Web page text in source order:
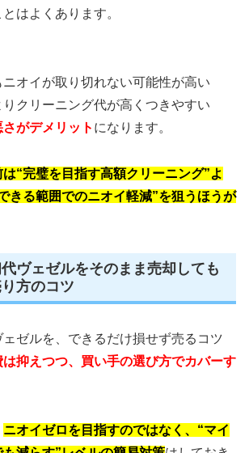
はよくあります。
ニオイが取り切れない可能性が高い
りクリーニング代が高くつきやすい
がデメリット になります。
“完璧を目指す高額クリーニング”よ
きる範囲でのニオイ軽減”を狙うほうが
ヴェゼルをそのまま売却しても
方のコツ
ゼルを、できるだけ損せず売るコツ
は抑えつつ、買い手の選び方でカバーす
ニオイゼロを目指すのではなく、“マイ